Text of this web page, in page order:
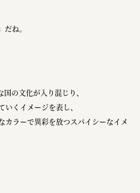
オ
ン
ね。
の文化が入り混じり、
くイメージを表し、
カラーで異彩を放つスパイシーなイメ